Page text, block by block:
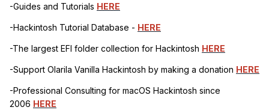
-Guides and Tutorials HERE
-Hackintosh Tutorial Database - HERE
-The largest EFI folder collection for Hackintosh HERE
-Support Olarila Vanilla Hackintosh by making a donation HERE
-Professional Consulting for macOS Hackintosh since
2006 HERE